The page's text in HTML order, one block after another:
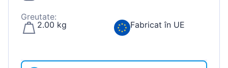
Greutate:
2.00 kg
Fabricat în UE